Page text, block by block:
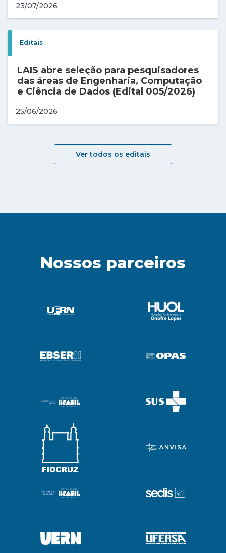
23/07/2026
Editais
LAIS abre seleção para pesquisadores
das áreas de Engenharia, Computação
e Ciência de Dados (Edital 005/2026)
25/06/2026
Ver todos os editais
Nossos parceiros